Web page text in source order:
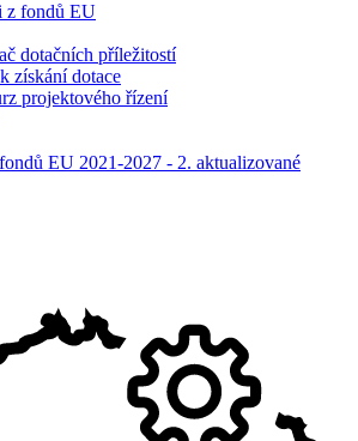
z fondů EU
dotačních příležitostí
získání dotace
projektového řízení
EU 2021-2027 - 2. aktualizované